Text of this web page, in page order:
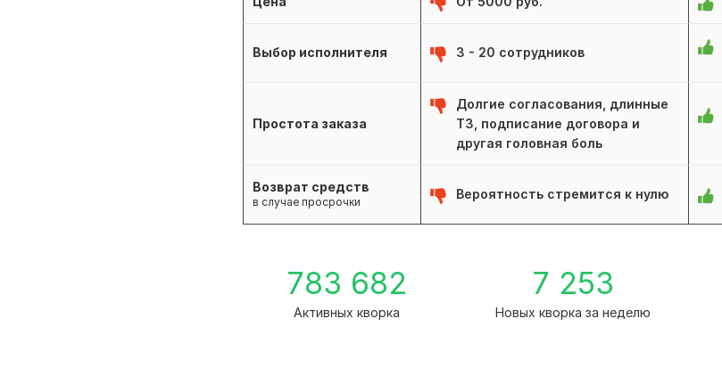
Выбор исполнителя 3 - 20 сотрудников
Простота заказа
Долгие согласования, длинные
ТЗ, подписание договора и
другая головная боль
Возврат средств
в случае просрочки
Вероятность стремится к нулю
783 682
Активных кворка
7 253
Новых кворка за неделю